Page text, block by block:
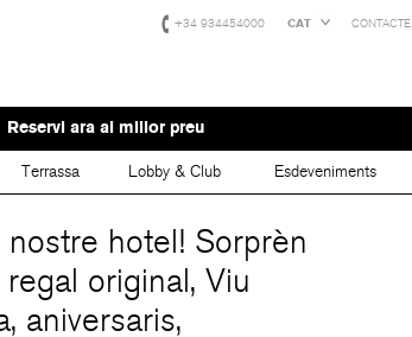
+34 934454000 CAT CONTACTE
Reservi ara al millor preu
Terrassa Lobby & Club Esdeveniments
hotel! Sorprèn
original, Viu
aniversaris,